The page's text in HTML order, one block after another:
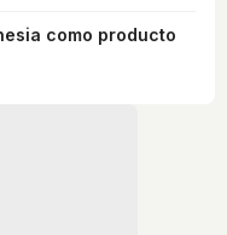
como producto